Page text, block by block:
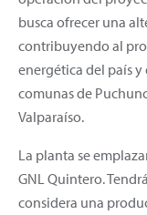
busca ofrecer una
contribuyendo al
energética del país
comunas de
Valparaíso.
La planta se
GNL Quintero.
considera una